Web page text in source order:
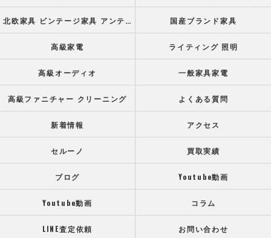
北欧家具 ビンテージ家具 アンティーク家具 国産ブランド家具
高級家電 ライティング 照明
高級オーディオ 一般家具家電
高級ファニチャー クリーニング よくある質問
新着情報 アクセス
セルーノ 買取実績
ブログ Youtube動画
Youtube動画 コラム
LINE査定依頼 お問い合わせ